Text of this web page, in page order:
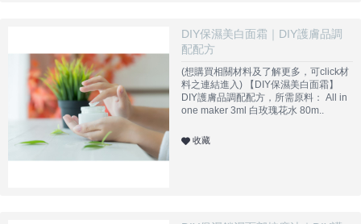
DIY保濕美白面霜｜DIY護膚品調
配配方
(想購買相關材料及了解更多，可click材
料之連結進入) 【DIY保濕美白面霜】
DIY護膚品調配配方，所需原料： All in
one maker 3ml 白玫瑰花水 80m..
收藏